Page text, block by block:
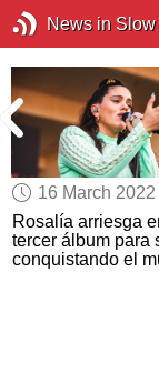
News in
16 March 2022
Rosalía arriesga
tercer álbum para
conquistando el